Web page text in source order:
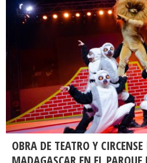
OBRA DE TEATRO Y